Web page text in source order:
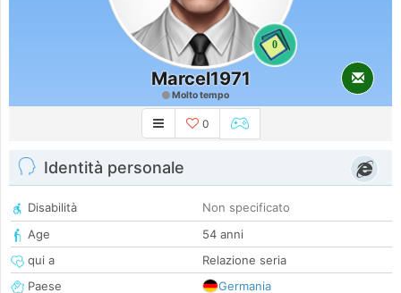
0
Marcel1971
Molto tempo
0
Identità personale
Disabilità
Non specificato
Age
54 anni
qui a
Relazione seria
Paese
Germania